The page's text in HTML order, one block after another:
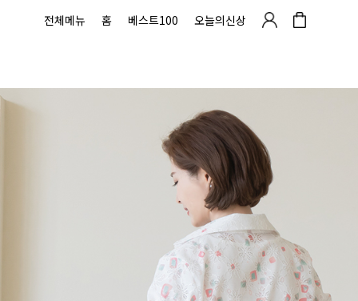
전체메뉴 홈 베스트100 오늘의신상